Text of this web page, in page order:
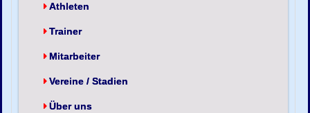
Athleten
Trainer
Mitarbeiter
Vereine / Stadien
Über uns